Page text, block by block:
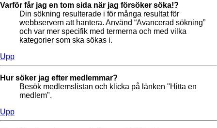
Varför får jag en tom sida när jag försöker söka!?
Din sökning resulterade i för många resultat för
webbservern att hantera. Använd “Avancerad sökning”
och var mer specifik med termerna och med vilka
kategorier som ska sökas i.
Upp
Hur söker jag efter medlemmar?
Besök medlemslistan och klicka på länken "Hitta en
medlem".
Upp